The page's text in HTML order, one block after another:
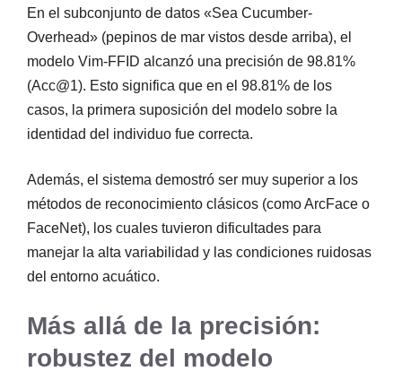
En el subconjunto de datos «Sea Cucumber-
Overhead» (pepinos de mar vistos desde arriba), el
modelo Vim-FFID alcanzó una precisión de 98.81%
(Acc@1). Esto significa que en el 98.81% de los
casos, la primera suposición del modelo sobre la
identidad del individuo fue correcta.
Además, el sistema demostró ser muy superior a los
métodos de reconocimiento clásicos (como ArcFace o
FaceNet), los cuales tuvieron dificultades para
manejar la alta variabilidad y las condiciones ruidosas
del entorno acuático.
Más allá de la precisión:
robustez del modelo